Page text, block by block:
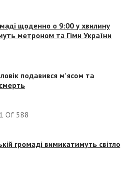
щоденно о 9:00 у хвилину
метроном та Гімн України
подавився м’ясом та
1 Of 588
громаді вимикатимуть світло